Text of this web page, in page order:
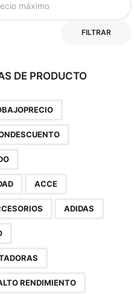
FILTRAR
DE PRODUCTO
ACCE
ADIDAS
RENDIMIENTO